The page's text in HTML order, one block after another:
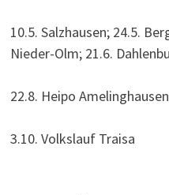
10.5. Salzhausen; 24.5.
Nieder-Olm; 21.6.
22.8. Heipo Amelinghausen
3.10. Volkslauf Traisa